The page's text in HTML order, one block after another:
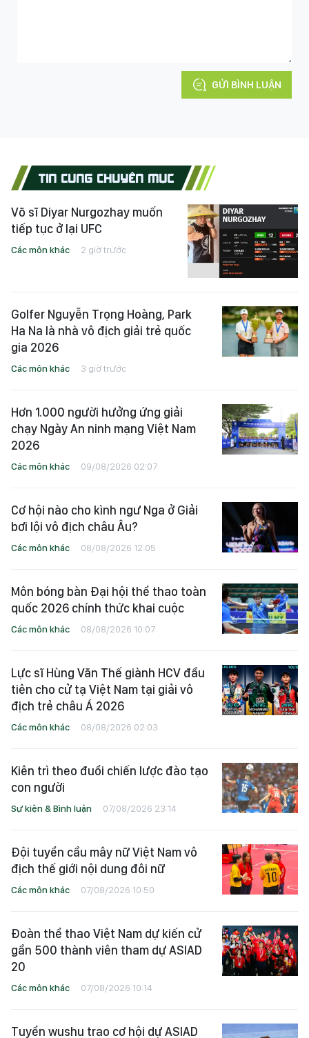
GỬI BÌNH LUẬN
TIN CÙNG CHUYÊN MỤC
Võ sĩ Diyar Nurgozhay muốn
tiếp tục ở lại UFC
Các môn khác 2 giờ trước
Golfer Nguyễn Trọng Hoàng, Park
Ha Na là nhà vô địch giải trẻ quốc
gia 2026
Các môn khác 3 giờ trước
Hơn 1.000 người hưởng ứng giải
chạy Ngày An ninh mạng Việt Nam
2026
Các môn khác 09/08/2026 02:07
Cơ hội nào cho kình ngư Nga ở Giải
bơi lội vô địch châu Âu?
Các môn khác 08/08/2026 12:05
Môn bóng bàn Đại hội thể thao toàn
quốc 2026 chính thức khai cuộc
Các môn khác 08/08/2026 10:07
Lực sĩ Hùng Văn Thế giành HCV đầu
tiên cho cử tạ Việt Nam tại giải vô
địch trẻ châu Á 2026
Các môn khác 08/08/2026 02:03
Kiên trì theo đuổi chiến lược đào tạo
con người
Sự kiện & Bình luận 07/08/2026 23:14
Đội tuyển cầu mây nữ Việt Nam vô
địch thế giới nội dung đôi nữ
Các môn khác 07/08/2026 10:50
Đoàn thể thao Việt Nam dự kiến cử
gần 500 thành viên tham dự ASIAD
20
Các môn khác 07/08/2026 10:14
Tuyển wushu trao cơ hội dự ASIAD